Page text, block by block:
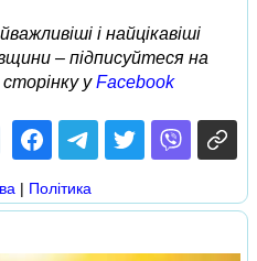
і найцікавіші
– підписуйтеся на
уFacebook
| Політика